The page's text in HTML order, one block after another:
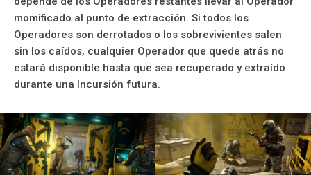
momificado al punto de extracción. Si todos los
Operadores son derrotados o los sobrevivientes salen
sin los caídos, cualquier Operador que quede atrás no
estará disponible hasta que sea recuperado y extraído
durante una Incursión futura.